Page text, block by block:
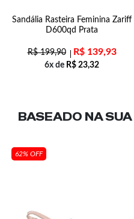
Sandália Rasteira Feminina Zariff
D600qd Prata
R$199,90 R$139,93
6x de R$ 23,32
BASEADO NA SUA
62% OFF